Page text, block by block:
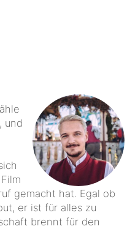
und
gemacht hat. Egal ob
er ist für alles zu
brennt für den